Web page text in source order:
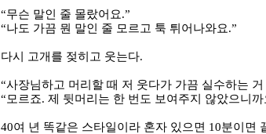
“무슨 말인 줄 몰랐어요.”
“나도 가끔 뭔 말인 줄 모르고 툭 튀어나와요.”
다시 고개를 젖히고 웃는다.
“사장님하고 머리할 때 저 웃다가 가끔 실수하는 거
“모르죠. 제 뒷머리는 한 번도 보여주지 않았으니까
40여 년 똑같은 스타일이라 혼자 있으면 10분이면